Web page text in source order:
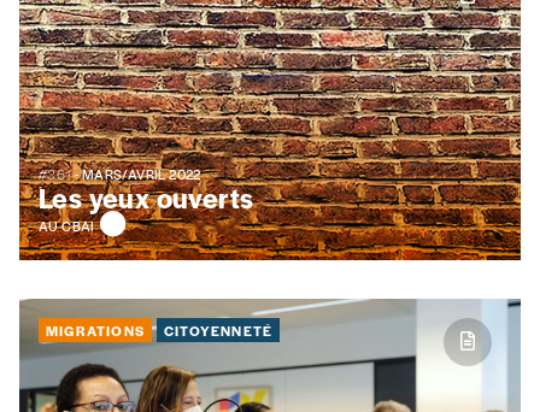
#361- MARS/AVRIL 2022
Les yeux ouverts
AU CBAI
MIGRATIONS CITOYENNETÉ